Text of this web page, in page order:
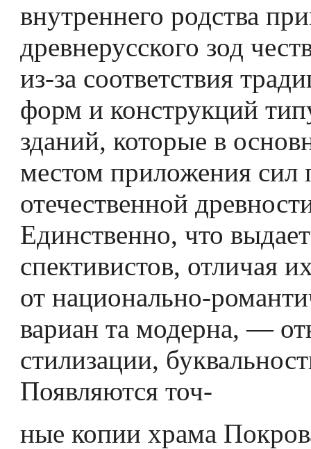
внутреннего родства
древнерусского зод­
из-за соответствия
форм и конструкций
зданий, которые в
местом приложения сил
отечественной
Единственно, что
спективистов, отличая
от национально-
вариан­ та модерна, —
стилизации,
Появляются точ-
ные копии храма